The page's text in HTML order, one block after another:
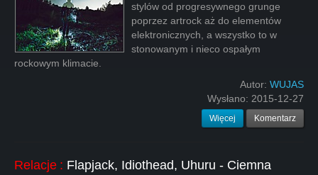
stylów od progresywnego grunge
poprzez artrock aż do elementów
elektronicznych, a wszystko to w
stonowanym i nieco ospałym
rockowym klimacie.
Autor: WUJAS
Wysłano: 2015-12-27
Więcej Komentarz
Relacje : Flapjack, Idiothead, Uhuru - Ciemna